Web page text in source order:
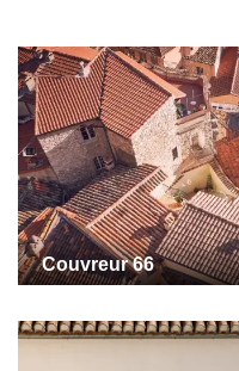
Couvreur 66